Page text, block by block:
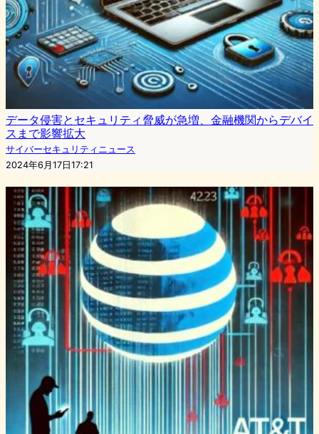
データ侵害とセキュリティ脅威が急増、金融機関からデバイ
スまで影響拡大
サイバーセキュリティニュース
2024年6月17日17:21